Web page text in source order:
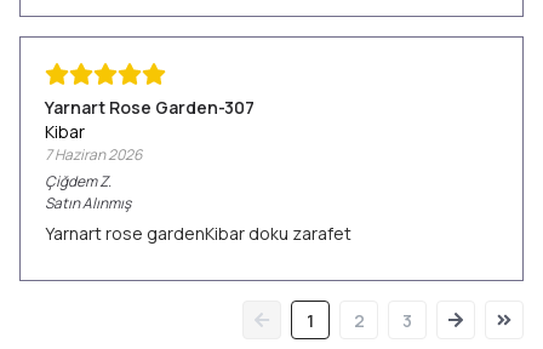
Yarnart Rose Garden-307
Kibar
7 Haziran 2026
ÇiğdemZ.
Satın Alınmış
Yarnart rose gardenKibar doku zarafet
1 2 3